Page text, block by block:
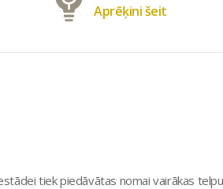
Aprēķini šeit
tiek piedāvātas nomai vairākas